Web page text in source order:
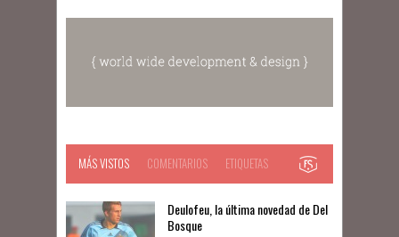
MÁS VISTOS COMENTARIOS ETIQUETAS
Deulofeu, la última novedad de Del
Bosque